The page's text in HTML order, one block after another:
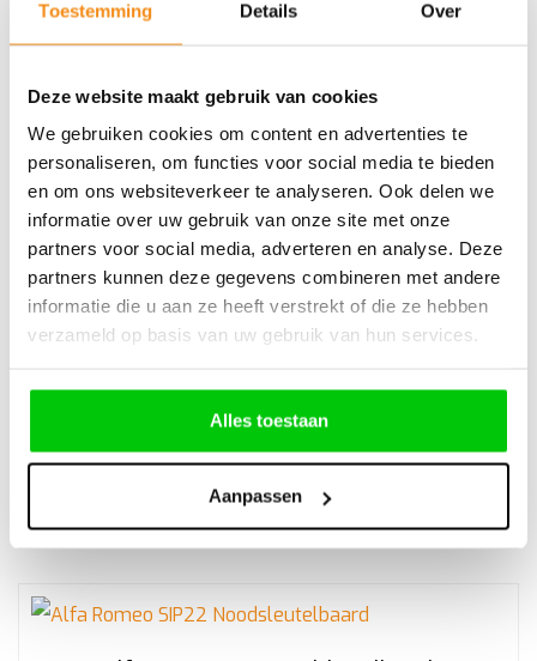
Toestemming Details Over
Deze website maakt gebruik van cookies
We gebruiken cookies om content en advertenties te
personaliseren, om functies voor social media te bieden
en om ons websiteverkeer te analyseren. Ook delen we
informatie over uw gebruik van onze site met onze
partners voor social media, adverteren en analyse. Deze
partners kunnen deze gegevens combineren met andere
informatie die u aan ze heeft verstrekt of die ze hebben
verzameld op basis van uw gebruik van hun services.
Alles toestaan
Aanpassen
Bmw 2 knops, koop behuizing van een
afstandsbediening Hu58
€8,16